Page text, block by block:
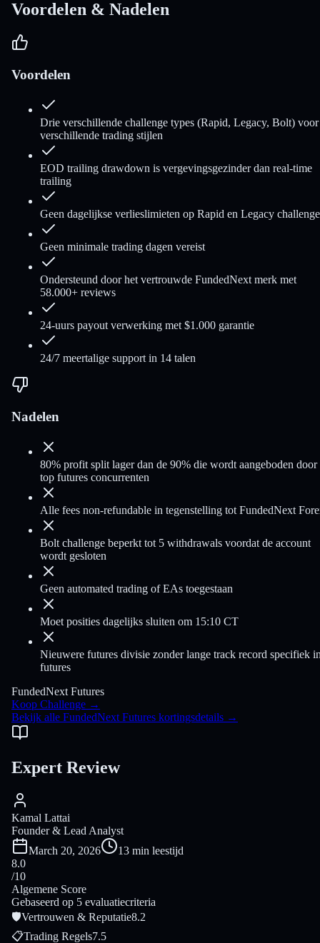
Voordelen & Nadelen
Voordelen
Drie verschillende challenge types (Rapid, Legacy, Bolt) voor
verschillende trading stijlen
EOD trailing drawdown is vergevingsgezinder dan real-time
trailing
Geen dagelijkse verlieslimieten op Rapid en Legacy
Geen minimale trading dagen vereist
Ondersteund door het vertrouwde FundedNext merk met
58.000+ reviews
24-uurs payout verwerking met $1.000 garantie
24/7 meertalige support in 14 talen
Nadelen
80% profit split lager dan de 90% die wordt aangeboden door
top futures concurrenten
Alle fees non-refundable in tegenstelling tot FundedNext
Bolt challenge beperkt tot 5 withdrawals voordat de account
wordt gesloten
Geen automated trading of EAs toegestaan
Moet posities dagelijks sluiten om 15:10 CT
Nieuwere futures divisie zonder lange track record specifiek
futures
FundedNext Futures
Koop Challenge →
Bekijk alle FundedNext Futures kortingsdetails →
Expert Review
Kamal Lattai
Founder & Lead Analyst
March 20, 2026
13 min leestijd
8.0
/10
Algemene Score
Gebaseerd op 5 evaluatiecriteria
🛡Vertrouwen & Reputatie8.2
📋Trading Regels7.5